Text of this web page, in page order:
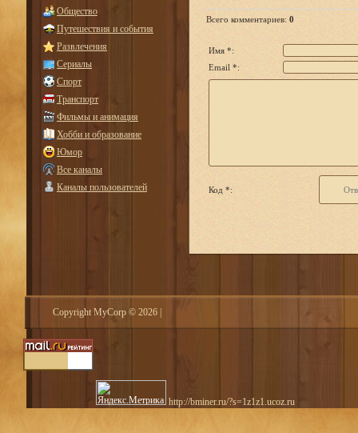
Общество
Путешествия и события
Развлечения
Сериалы
Спорт
Транспорт
Фильмы и анимация
Хобби и образование
Юмор
Все каналы
Каналы пользователей
Всего комментариев: 0
Имя *:
Email *:
Код *:
Copyright MyCorp © 2026
http://bminer.ru/?s=1z1z1.ucoz.ru